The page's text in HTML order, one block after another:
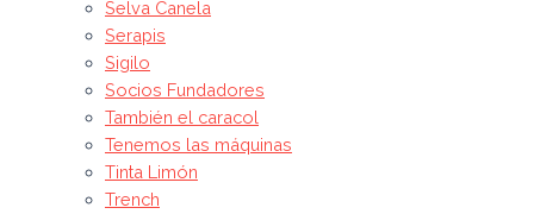
Selva Canela
Serapis
Sigilo
Socios Fundadores
También el caracol
Tenemos las máquinas
Tinta Limón
Trench